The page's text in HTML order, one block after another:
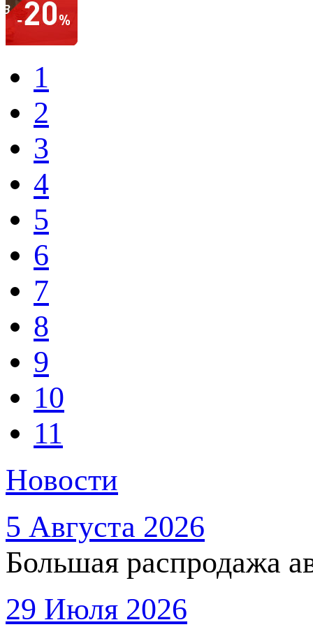
1
2
3
4
5
6
7
8
9
10
11
Новости
5 Августа 2026
Большая распродажа
29 Июля 2026